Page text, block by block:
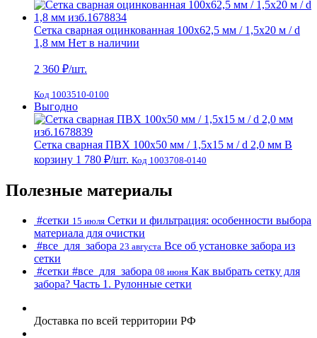
Сетка сварная оцинкованная 100х62,5 мм / 1,5х20 м / d
1,8 мм Нет в наличии
2 360 ₽/шт.
Код 1003510-0100
Выгодно
Сетка сварная ПВХ 100х50 мм / 1,5х15 м / d 2,0 мм В
корзину 1 780 ₽/шт. Код 1003708-0140
Полезные материалы
#cетки 15 июля Сетки и фильтрация: особенности выбора
материала для очистки
#все_для_забора 23 августа Все об установке забора из
сетки
#cетки #все_для_забора 08 июня Как выбрать сетку для
забора? Часть 1. Рулонные сетки
Доставка по всей территории РФ